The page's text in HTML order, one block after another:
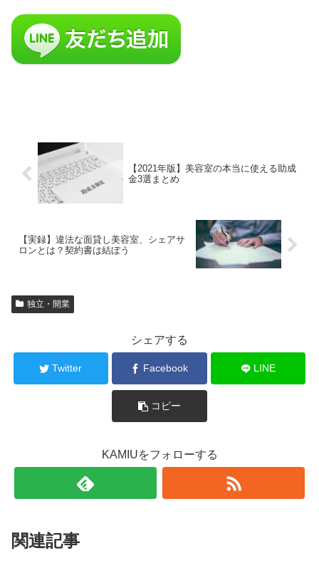
【2021年版】美容室の本当に使える助成
金3選まとめ
【実録】違法な面貸し美容室、シェアサ
ロンとは？契約書は結ぼう
独立・開業
シェアする
Twitter Facebook LINE
コピー
KAMIUをフォローする
関連記事